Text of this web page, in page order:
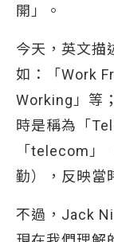
開」。
今天，英文描
如：「Work
Working」等
時是稱為「
「telecom」
勤），反映當
不過，Jack